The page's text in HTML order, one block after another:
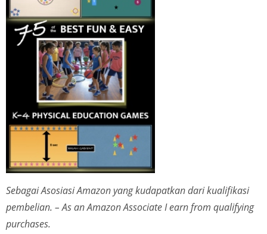
Sebagai Asosiasi Amazon yang kudapatkan dari kualifikasi
pembelian. – As an Amazon Associate I earn from qualifying
purchases.